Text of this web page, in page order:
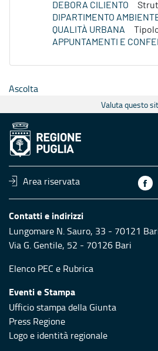
DEBORA CILIENTO
DIPARTIMENTO
QUALITÀ URBANA
APPUNTAMENTI E
Ascolta
Valuta questo
Area riservata
Contatti e indirizzi
Lungomare N. Sauro, 33 - 70121
Via G. Gentile, 52 - 70126 Bari
Elenco PEC e Rubrica
Eventi e Stampa
Ufficio stampa della Giunta
Press Regione
Logo e identità regionale